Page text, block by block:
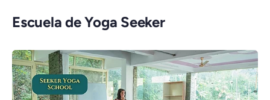
Escuela de Yoga Seeker